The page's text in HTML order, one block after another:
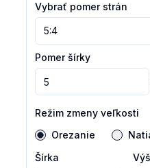
Vybrať pomer strán
5:4
Pomer šírky
Režim zmeny veľkosti
Orezanie
Šírka